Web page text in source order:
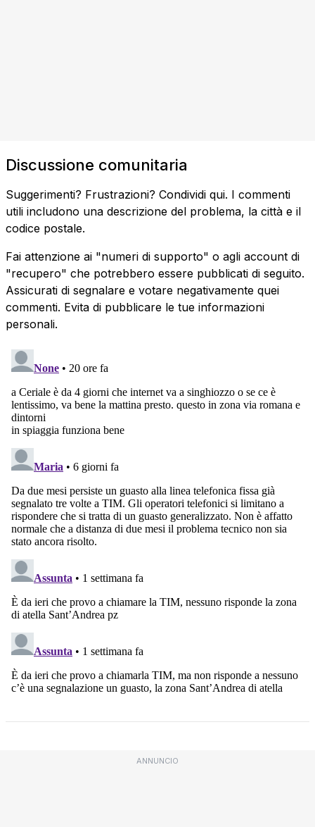
Discussione comunitaria
Suggerimenti? Frustrazioni? Condividi qui. I commenti
utili includono una descrizione del problema, la città e il
codice postale.
Fai attenzione ai "numeri di supporto" o agli account di
"recupero" che potrebbero essere pubblicati di seguito.
Assicurati di segnalare e votare negativamente quei
commenti. Evita di pubblicare le tue informazioni
personali.
ANNUNCIO